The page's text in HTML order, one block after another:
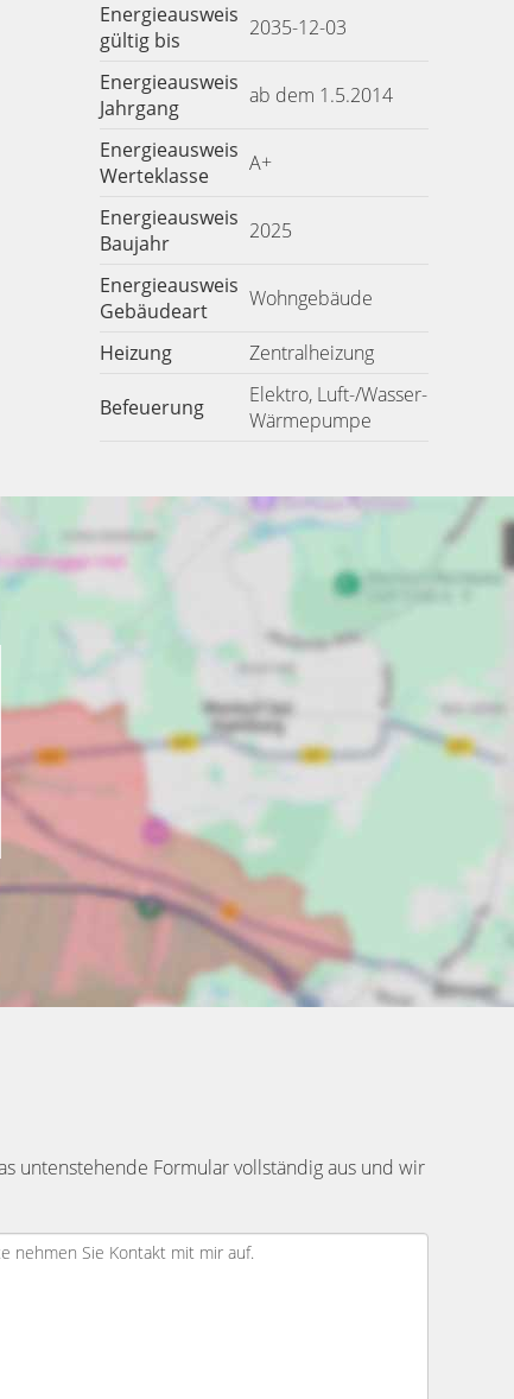
Energieausweis
gültig bis
2035-12-03
Energieausweis
Jahrgang
ab dem 1.5.2014
Energieausweis
Werteklasse
A+
Energieausweis
Baujahr
2025
Energieausweis
Gebäudeart
Wohngebäude
Heizung Zentralheizung
Befeuerung
Elektro, Luft-/Wasser-
Wärmepumpe
untenstehende Formular vollständig aus und wir